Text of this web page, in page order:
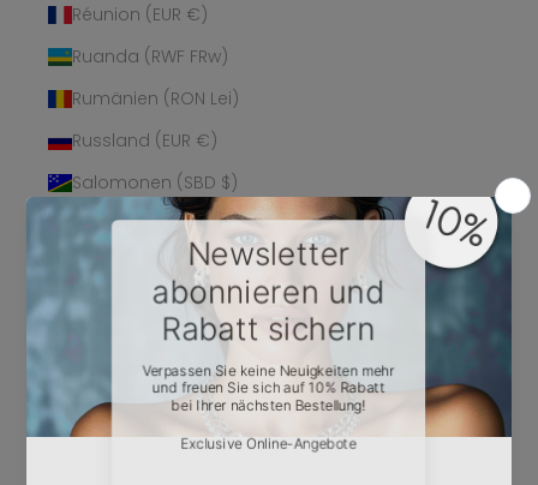
Réunion (EUR €)
Ruanda (RWF FRw)
Rumänien (RON Lei)
Russland (EUR €)
Salomonen (SBD $)
Sambia (EUR €)
Samoa (WST T)
San Marino (EUR €)
Príncipe (STD Db)
Saudi-Arabien (SAR